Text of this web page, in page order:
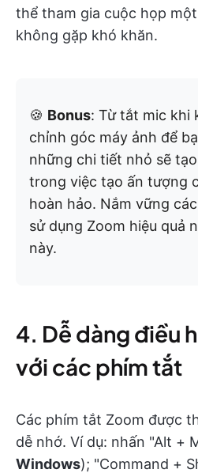
thể tham gia cuộc họp
không gặp khó khăn.
🍪 Bonus: Từ tắt mic khi
chỉnh góc máy ảnh để
những chi tiết nhỏ sẽ
trong việc tạo ấn tượng
hoàn hảo. Nắm vững
sử dụng Zoom hiệu quả
này.
4. Dễ dàng điều
với các phím tắt
Các phím tắt Zoom được
dễ nhớ. Ví dụ: nhấn "Alt +
Windows); "Command +